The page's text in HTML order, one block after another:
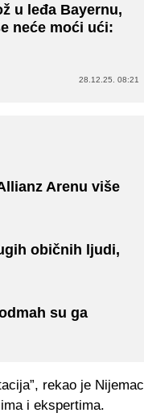
u leđa Bayernu,
neće moći ući:
28.12.25. 08:21
Arenu više
običnih ljudi,
su ga
rekao je Nijemac
i ekspertima.